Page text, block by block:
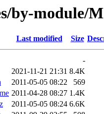
by-module/
Last modified Size
-
2021-11-21 21:31 8.4K
2011-05-05 08:22
569
2011-04-28 08:27 1.4K
2011-05-05 08:24 6.6K